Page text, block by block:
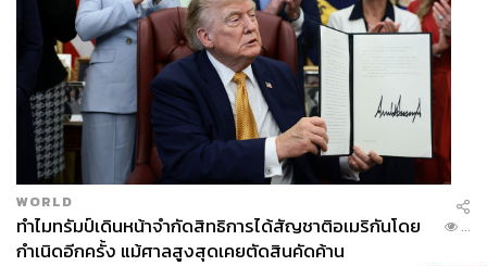
WORLD
ทำไมทรัมป์เดินหน้าจำกัดสิทธิการได้สัญชาติอเมริกันโดย
กำเนิดอีกครั้ง แม้ศาลสูงสุดเคยตัดสินคัดค้าน
...